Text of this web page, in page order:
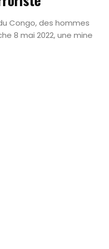
Congo, des hommes
8 mai 2022, une mine